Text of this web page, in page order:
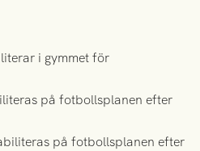
i gymmet för
på fotbollsplanen efter
på fotbollsplanen efter